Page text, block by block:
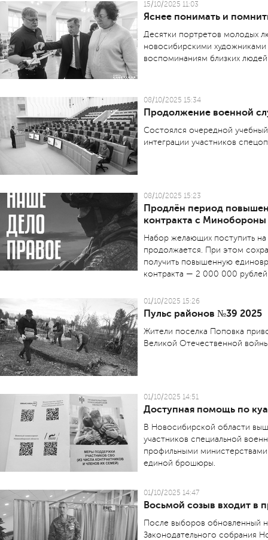
15/10/2025 11:03
Яснее понимать и
Десятки портретов молодых
новосибирскими
воспоминаниям близких
08/10/2025 15:34
Продолжение военной
Состоялся очередной
интеграции участников
08/10/2025 15:23
Продлён период
контракта с Минобороны
Набор желающих поступить
продолжается. При этом
получить повышенную
контракта — 2 000 000
01/10/2025 15:26
Пульс районов №39 2025
Жители поселка Поповка
Великой Отечественной
01/10/2025 14:51
Доступная помощь по
В Новосибирской области
участников специальной
профильными
единой брошюры.
01/10/2025 14:47
Восьмой созыв входит в
После выборов обновленный
Законодательного собрания